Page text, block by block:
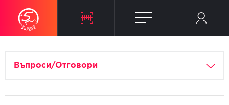
Въпроси/Отговори